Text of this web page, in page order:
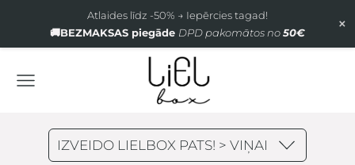
Atlaides līdz -50% → Iepērcies tagad!
🚚BEZMAKSAS piegāde DPD pakomātos no50€ ×
IZVEIDO LIELBOX PATS! > VIŅAI